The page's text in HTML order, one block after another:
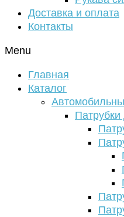
Доставка и оплата
Контакты
Menu
Главная
Каталог
Патрубки